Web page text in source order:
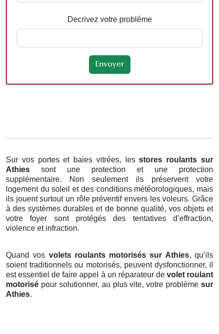
Decrivez votre probléme
Sur vos portes et baies vitrées, lesstores roulants sur
Athies sont une protection et une protection
supplémentaire. Non seulement ils préservent votre
logement du soleil et des conditions météorologiques, mais
ils jouent surtout un rôle préventif envers les voleurs. Grâce
à des systèmes durables et de bonne qualité, vos objets et
votre foyer sont protégés des tentatives d’effraction,
violence et infraction.
Quand vos volets roulants motorisés sur Athies, qu’ils
soient traditionnels ou motorisés, peuvent dysfonctionner, il
est essentiel de faire appel à un réparateur de volet roulant
motorisé pour solutionner, au plus vite, votre problème sur
Athies.